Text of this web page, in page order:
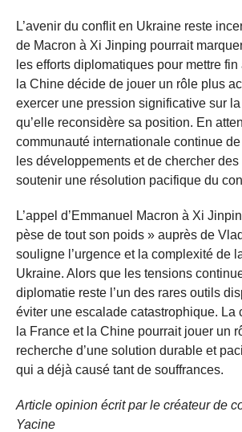
L’avenir du conflit en Ukraine reste
de Macron à Xi Jinping pourrait
les efforts diplomatiques pour mettre
la Chine décide de jouer un rôle plus
exercer une pression significative sur
qu’elle reconsidère sa position. En
communauté internationale continue
les développements et de chercher
soutenir une résolution pacifique du
L’appel d’Emmanuel Macron à Xi
pèse de tout son poids » auprès de
souligne l’urgence et la complexité de
Ukraine. Alors que les tensions
diplomatie reste l’un des rares outils
éviter une escalade catastrophique. La
la France et la Chine pourrait jouer un
recherche d’une solution durable et
qui a déjà causé tant de souffrances.
Article opinion écrit par le créateur de
Yacine